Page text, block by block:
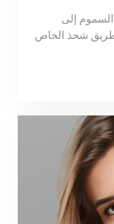
إلى
شحذ الخاص